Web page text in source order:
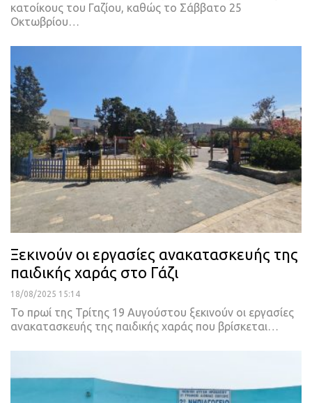
κατοίκους του Γαζίου, καθώς το Σάββατο 25
Οκτωβρίου…
Ξεκινούν οι εργασίες ανακατασκευής της
παιδικής χαράς στο Γάζι
18/08/2025 15:14
Το πρωί της Τρίτης 19 Αυγούστου ξεκινούν οι εργασίες
ανακατασκευής της παιδικής χαράς που βρίσκεται…